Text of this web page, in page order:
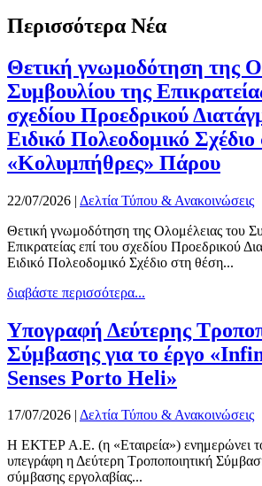
Περισσότερα Νέα
Θετική γνωμοδότηση της
Συμβουλίου της
σχεδίου Προεδρικού
Ειδικό Πολεοδομικό
«Κολυμπήθρες» Πάρου
22/07/2026 | Δελτία Τύπου & Ανακοινώσεις
Θετική γνωμοδότηση της Ολομέλειας του
Επικρατείας επί του σχεδίου Προεδρικού
Ειδικό Πολεοδομικό Σχέδιο στη θέση...
διαβάστε περισσότερα...
Υπογραφή Δεύτερης
Σύμβασης για το έργο
Senses Porto Heli»
17/07/2026 | Δελτία Τύπου & Ανακοινώσεις
Η ΕΚΤΕΡ Α.Ε. (η «Εταιρεία») ενημερώνει το
υπεγράφη η Δεύτερη Τροποποιητική
σύμβασης εργολαβίας...